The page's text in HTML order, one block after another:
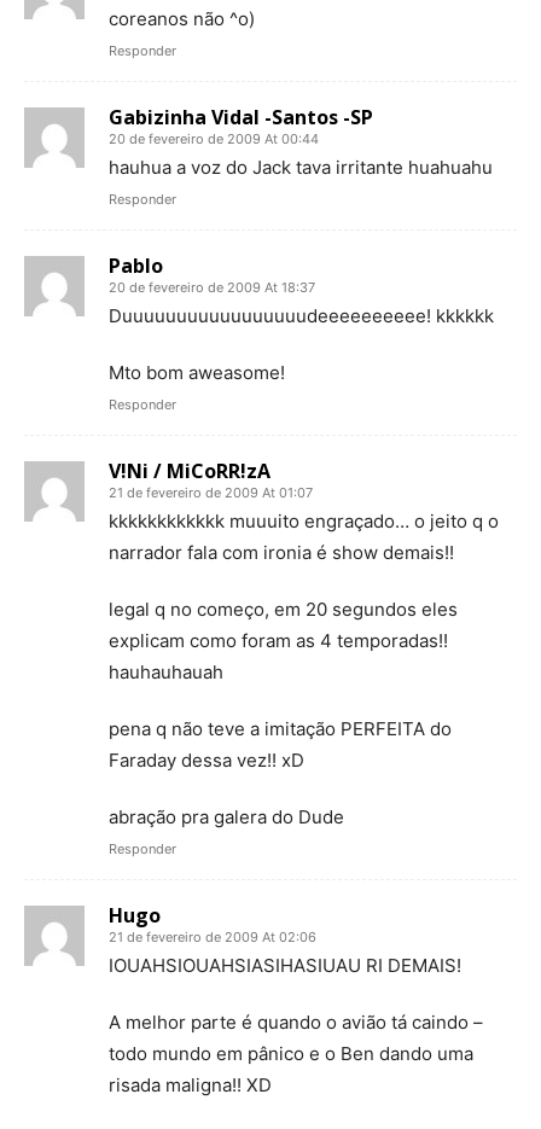
coreanos não ^o)
Responder
Gabizinha Vidal -Santos -SP
20 de fevereiro de 2009 At 00:44
hauhua a voz do Jack tava irritante huahuahu
Responder
Pablo
20 de fevereiro de 2009 At 18:37
Duuuuuuuuuuuuuuuuudeeeeeeeeee! kkkkkk
Mto bom aweasome!
Responder
V!Ni / MiCoRR!zA
21 de fevereiro de 2009 At 01:07
kkkkkkkkkkkk muuuito engraçado… o jeito q o
narrador fala com ironia é show demais!!
legal q no começo, em 20 segundos eles
explicam como foram as 4 temporadas!!
hauhauhauah
pena q não teve a imitação PERFEITA do
Faraday dessa vez!! xD
abração pra galera do Dude
Responder
Hugo
21 de fevereiro de 2009 At 02:06
IOUAHSIOUAHSIASIHASIUAU RI DEMAIS!
A melhor parte é quando o avião tá caindo –
todo mundo em pânico e o Ben dando uma
risada maligna!! XD